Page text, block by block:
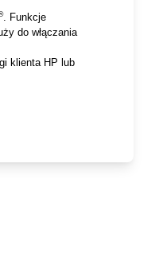
. Funkcje
do włączania
klienta HP lub